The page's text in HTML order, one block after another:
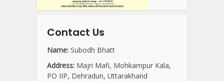
Contact Us
Name: Subodh Bhatt
Address: Majri Mafi, Mohkampur Kala,
PO IIP, Dehradun, Uttarakhand